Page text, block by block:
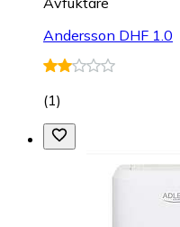
Andersson DHF 1.0
(1)